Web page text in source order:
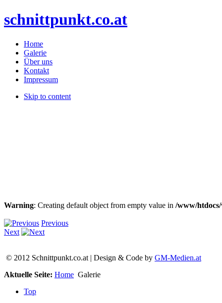
schnittpunkt.co.at
Home
Galerie
Über uns
Kontakt
Impressum
Skip to content
Warning: Creating default object from empty value in /www/
Previous
Next
© 2012 Schnittpunkt.co.at | Design & Code by GM-Medien.at
Aktuelle Seite: Home Galerie
Top